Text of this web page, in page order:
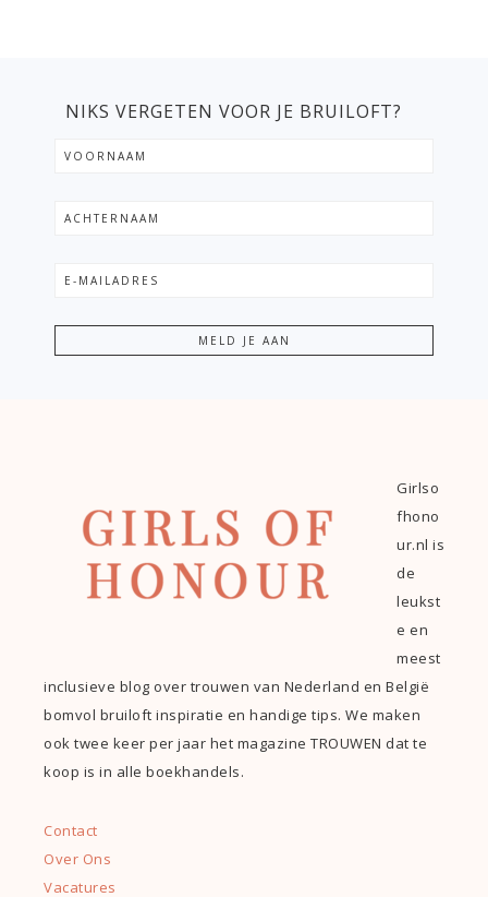
NIKS VERGETEN VOOR JE BRUILOFT?
Girlso
fhono
ur.nl is
de
leukst
e en
meest
inclusieve blog over trouwen van Nederland en België
bomvol bruiloft inspiratie en handige tips. We maken
ook twee keer per jaar het magazine TROUWEN dat te
koop is in alle boekhandels.
Contact
Over Ons
Vacatures